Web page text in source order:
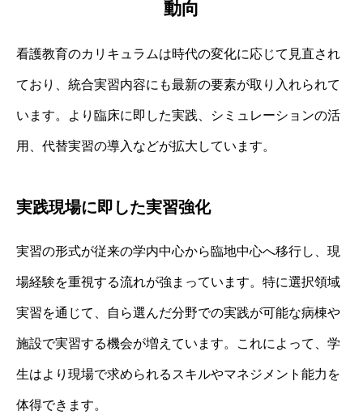
動向
看護教育のカリキュラムは時代の変化に応じて見直され
ており、統合実習内容にも最新の要素が取り入れられて
います。より臨床に即した実践、シミュレーションの活
用、代替実習の導入などが拡大しています。
実践現場に即した実習強化
実習の形式が従来の学内中心から臨地中心へ移行し、現
場経験を重視する流れが強まっています。特に選択領域
実習を通じて、自ら選んだ分野での実践が可能な病棟や
施設で実習する機会が増えています。これによって、学
生はより現場で求められるスキルやマネジメント能力を
体得できます。